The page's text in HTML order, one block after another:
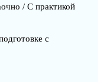
/ С практикой
с